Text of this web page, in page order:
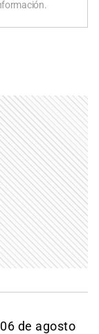
de agosto